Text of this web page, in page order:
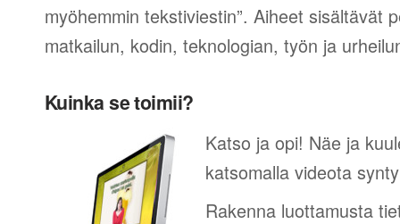
myöhemmin tekstiviestin”. Aiheet sisältävät
matkailun, kodin, teknologian, työn ja
Kuinka se toimii?
Katso ja opi! Näe ja
katsomalla videota
Rakenna luottamusta